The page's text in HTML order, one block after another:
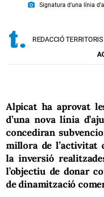
photo_camera Signatura d'una línia
REDACCIÓ TERRITORIS
Alpicat ha aprovat
d’una nova línia
concediran
millora de l’activitat
la inversió
l’objectiu de donar
de dinamització